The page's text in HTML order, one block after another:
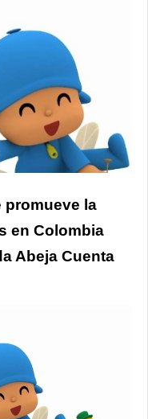
promueve la
en Colombia
Abeja Cuenta